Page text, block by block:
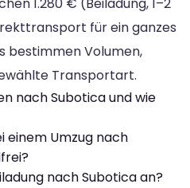
1.280 € (Beiladung, 1–2
für ein ganzes
bestimmen Volumen,
Transportart.
nach Subotica und wie
einem Umzug nach
nach Subotica an?